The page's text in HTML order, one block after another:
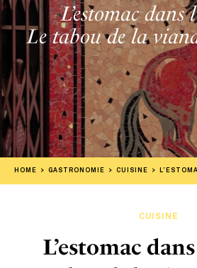
L’estomac dans
Le tabou de la
HOME GASTRONOMIE CUISINE
CUISINE
L’estomac